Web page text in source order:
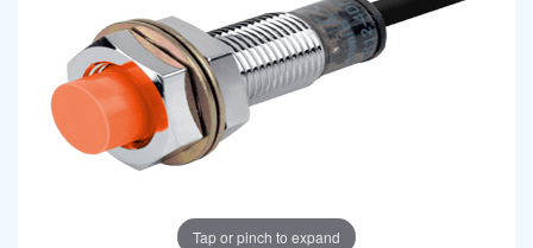
Tap or pinch to expand